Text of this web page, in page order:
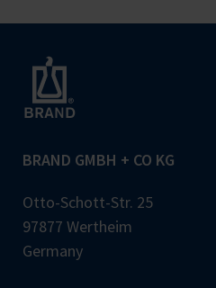
BRAND GMBH + CO KG
Otto-Schott-Str. 25
97877 Wertheim
Germany